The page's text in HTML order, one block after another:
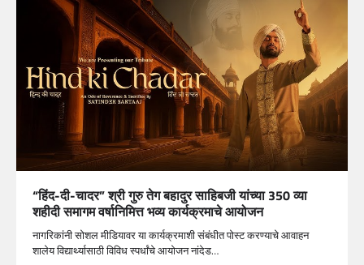
“हिंद-दी-चादर” श्री गुरु तेग बहादुर साहिबजी यांच्या 350 व्या
शहीदी समागम वर्षानिमित्त भव्य कार्यक्रमाचे आयोजन
नागरिकांनी सोशल मीडियावर या कार्यक्रमाशी संबंधीत पोस्ट करण्याचे आवाहन
शालेय विद्यार्थ्यासाठी विविध स्पर्धांचे आयोजन नांदेड…